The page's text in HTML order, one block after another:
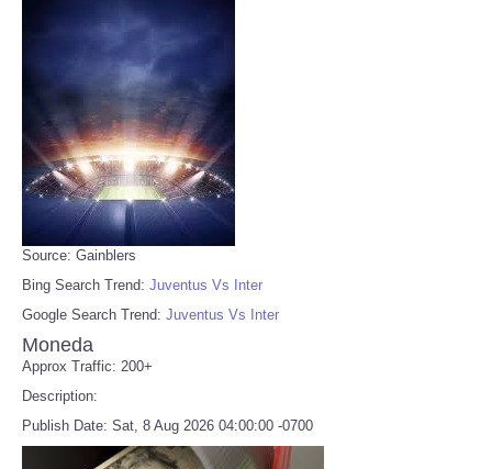
Source: Gainblers
Bing Search Trend: Juventus Vs Inter
Google Search Trend: Juventus Vs Inter
Moneda
Approx Traffic: 200+
Description:
Publish Date: Sat, 8 Aug 2026 04:00:00 -0700